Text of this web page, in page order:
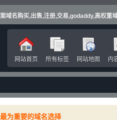
域名购买,出售,注册,交易,godaddy,高权重
网站首页 所有标签 网站地图 内
为重要的域名选择